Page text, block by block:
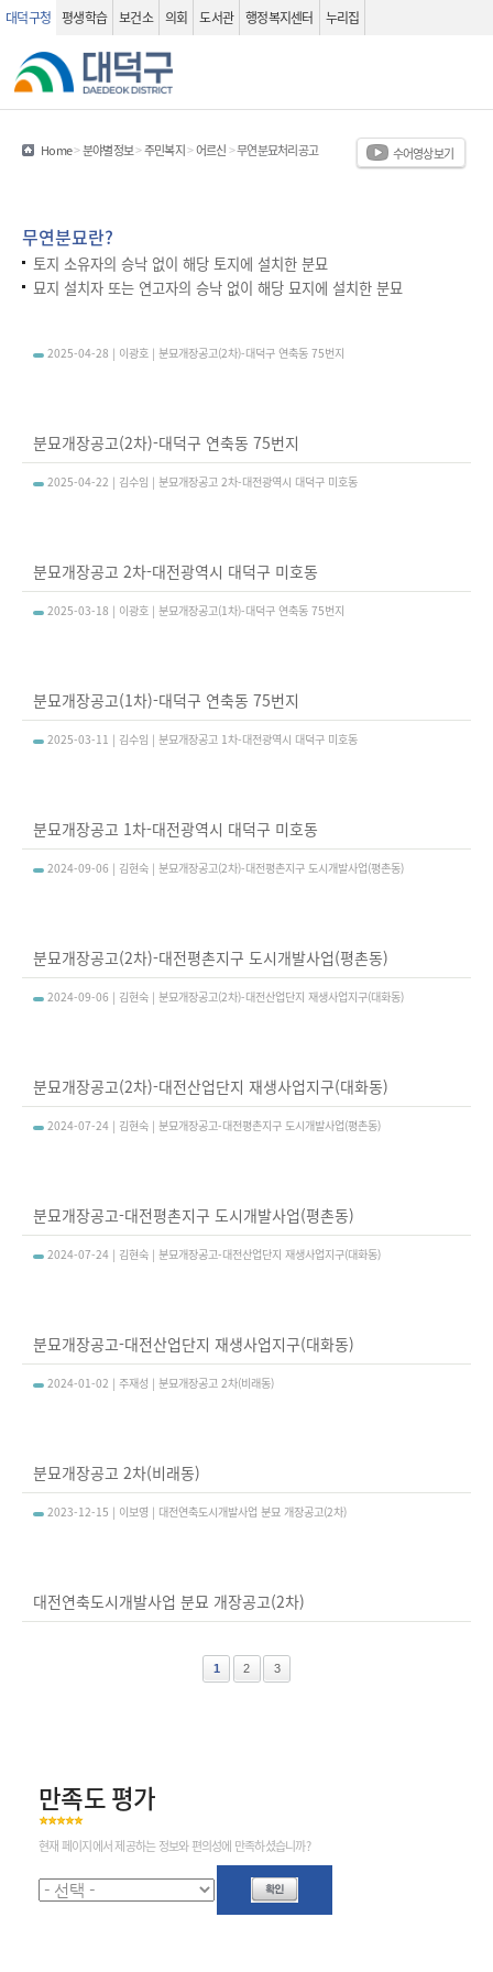
대덕구청 평생학습 보건소 의회 도서관 행정복지센터 누리집
Home>분야별정보>주민복지>어르신>무연분묘처리공고 수어영상보기
무연분묘란?
토지 소유자의 승낙 없이 해당 토지에 설치한 분묘
묘지 설치자 또는 연고자의 승낙 없이 해당 묘지에 설치한 분묘
2025-04-28 | 이광호 | 분묘개장공고(2차)-대덕구 연축동 75번지
분묘개장공고(2차)-대덕구 연축동 75번지
2025-04-22 | 김수임 | 분묘개장공고 2차-대전광역시 대덕구 미호동
분묘개장공고 2차-대전광역시 대덕구 미호동
2025-03-18 | 이광호 | 분묘개장공고(1차)-대덕구 연축동 75번지
분묘개장공고(1차)-대덕구 연축동 75번지
2025-03-11 | 김수임 | 분묘개장공고 1차-대전광역시 대덕구 미호동
분묘개장공고 1차-대전광역시 대덕구 미호동
2024-09-06 | 김현숙 | 분묘개장공고(2차)-대전평촌지구 도시개발사업(평촌동)
분묘개장공고(2차)-대전평촌지구 도시개발사업(평촌동)
2024-09-06 | 김현숙 | 분묘개장공고(2차)-대전산업단지 재생사업지구(대화동)
분묘개장공고(2차)-대전산업단지 재생사업지구(대화동)
2024-07-24 | 김현숙 | 분묘개장공고-대전평촌지구 도시개발사업(평촌동)
분묘개장공고-대전평촌지구 도시개발사업(평촌동)
2024-07-24 | 김현숙 | 분묘개장공고-대전산업단지 재생사업지구(대화동)
분묘개장공고-대전산업단지 재생사업지구(대화동)
2024-01-02 | 주재성 | 분묘개장공고 2차(비래동)
분묘개장공고 2차(비래동)
2023-12-15 | 이보영 | 대전연축도시개발사업 분묘 개장공고(2차)
대전연축도시개발사업 분묘 개장공고(2차)
1 2 3
만족도 평가
현재 페이지에서 제공하는 정보와 편의성에 만족하셨습니까?